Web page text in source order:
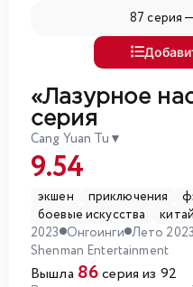
87 серия —
«Лазурное
серия
Cang Yuan Tu ▼
9.54
экшен приключения
боевые искусства
2023 Онгоинги Лето 2023
Shenman Entertainment
Вышла 86серия из 92